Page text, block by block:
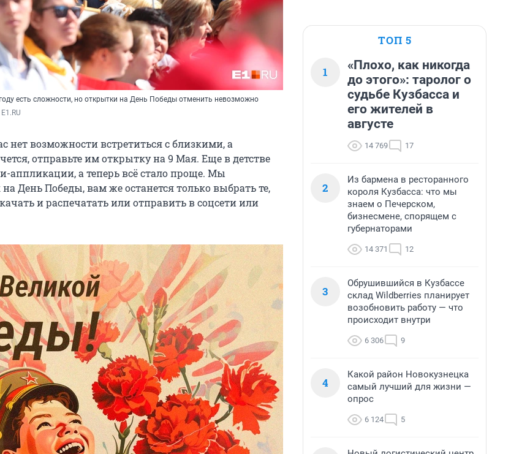
есть сложности, но открытки на День Победы отменить невозможно
нет возможности встретиться с близкими, а
отправьте им открытку на 9 Мая. Еще в детстве
аппликации, а теперь всё стало проще. Мы
День Победы, вам же останется только выбрать те,
и распечатать или отправить в соцсети или
ТОП 5
1
«Плохо, как никогда
до этого»: таролог о
судьбе Кузбасса и
его жителей в
августе
14 769 17
2
Из бармена в ресторанного
короля Кузбасса: что мы
знаем о Печерском,
бизнесмене, спорящем с
губернаторами
14 371 12
3
Обрушившийся в Кузбассе
склад Wildberries планирует
возобновить работу — что
происходит внутри
6 306 9
4
Какой район Новокузнецка
самый лучший для жизни —
опрос
6 124 5